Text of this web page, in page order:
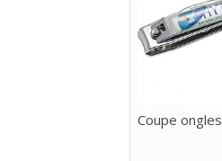
Coupe ongles